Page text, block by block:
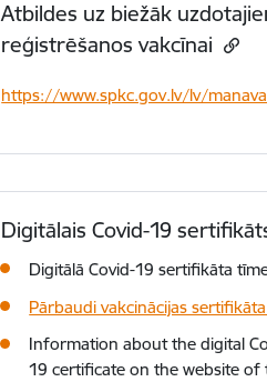
Atbildes uz biežāk
reģistrēšanos vakcīnai
https://www.spkc.gov.lv/lv/
Digitālais Covid-19
Digitālā Covid-19 sertifikāta
Pārbaudi vakcinācijas
Information about the digital
19 certificate on the website of